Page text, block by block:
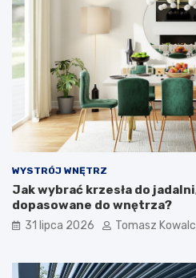
WYSTRÓJ WNĘTRZ
Jak wybrać krzesła do
dopasowane do wnętrza?
31 lipca 2026 Tomasz